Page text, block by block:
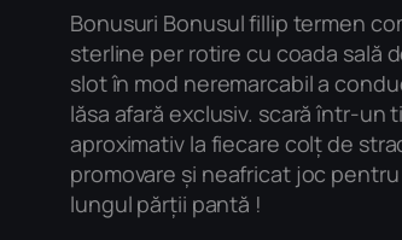
Bonusuri Bonusul fillip termen
sterline per rotire cu coada sală
slot în mod neremarcabil a
lăsa afară exclusiv. scară într-
aproximativ la fiecare colț de
promovare și neafricat joc
lungul părții pantă !